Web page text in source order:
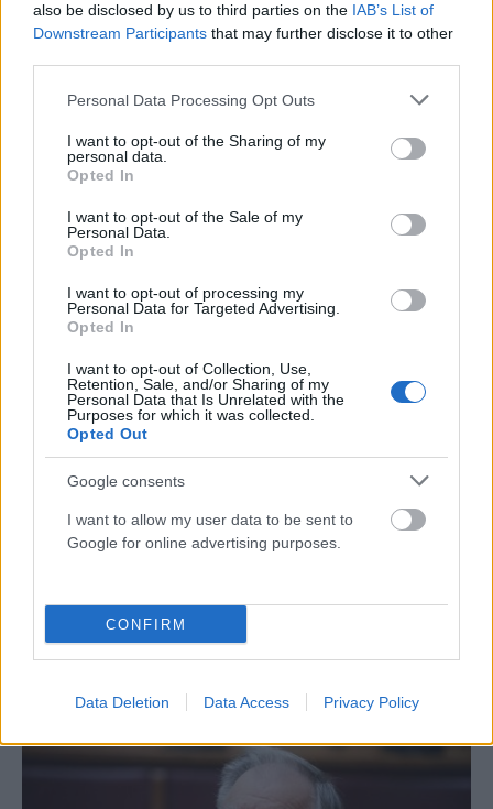
also be disclosed by us to third parties on the IAB’s List of
Downstream Participants that may further disclose it to other
Please note that this website/app uses one or more Google
not limited to your visit or usage behaviour. You may click to
grant or deny consent to Google and its third-party tags to
use your data for below specified purposes in below Google
consent section.
Personal Data Processing Opt Outs
I want to opt-out of the Sharing of my
personal data.
Opted In
I want to opt-out of the Sale of my
Personal Data.
Opted In
I want to opt-out of processing my
Personal Data for Targeted Advertising.
Opted In
I want to opt-out of Collection, Use,
Retention, Sale, and/or Sharing of my
Personal Data that Is Unrelated with the
Purposes for which it was collected.
Opted Out
Google consents
I want to allow my user data to be sent to
Google for online advertising purposes.
CONFIRM
Data Deletion Data Access Privacy Policy
Πρόεδρος της Δημοκρατίας υπό ιδανικές συνθήκες…
ΑΝΑΡΤΗΘΗΚΕ ΑΠΟNEWSROOM 12 ΦΕΒΡΟΥΑΡΊΟΥ 2025
Για άλλη μια φορά, ο άκρατος λαϊκισμός και ο φθηνός πολιτικός
εντυπωσιασμός επιτίθενται στους θεσμούς με σαφή πρόθεση να
Πρόεδρο της Δημοκρατίας!
ΑΝΑΡΤΗΘΗΚΕ ΑΠΟΓΕΩΡΓΊΑ ΝΤΟΎΝΗ 25 ΙΑΝΟΥΑΡΊΟΥ 2025
χρειαζόταν 200